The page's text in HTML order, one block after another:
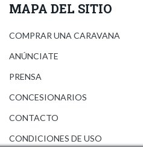
MAPA DEL SITIO
COMPRAR UNA CARAVANA
ANÚNCIATE
PRENSA
CONCESIONARIOS
CONTACTO
CONDICIONES DE USO